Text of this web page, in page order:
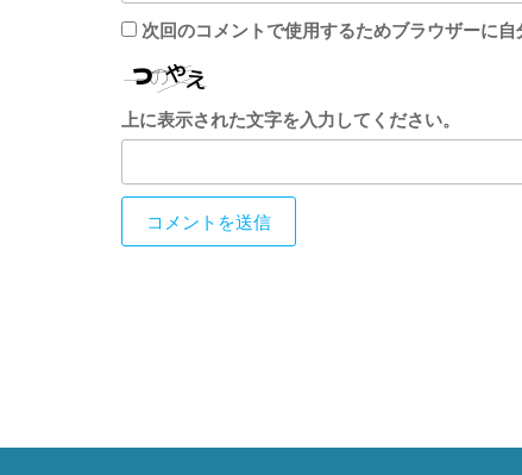
次回のコメントで使用するためブラウザーに
上に表示された文字を入力してください。